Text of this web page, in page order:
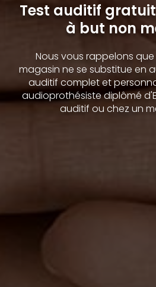
Test auditif
à but non
Nous vous rappelons
magasin ne se substitue en
auditif complet et
audioprothésiste diplômé
auditif ou chez un